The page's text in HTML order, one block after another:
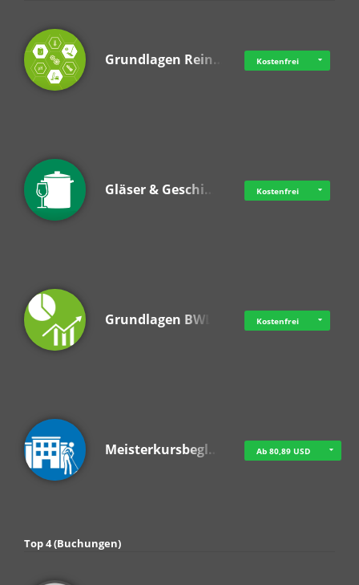
Grundlagen Rein… Kostenfrei
Gläser & Geschi… Kostenfrei
Grundlagen BWL Kostenfrei
Meisterkursbegl… Ab 80,89 USD
Top 4 (Buchungen)